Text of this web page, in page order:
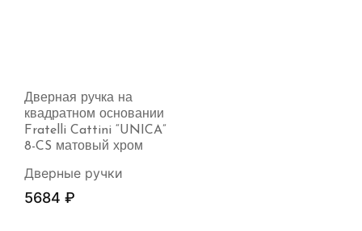
Дверная ручка на
квадратном основании
Fratelli Cattini “UNICA”
8-CS матовый хром
Дверные ручки
5684 ₽